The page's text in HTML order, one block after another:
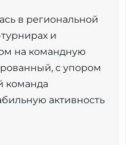
в региональной
и
на командную
с упором
команда
активность